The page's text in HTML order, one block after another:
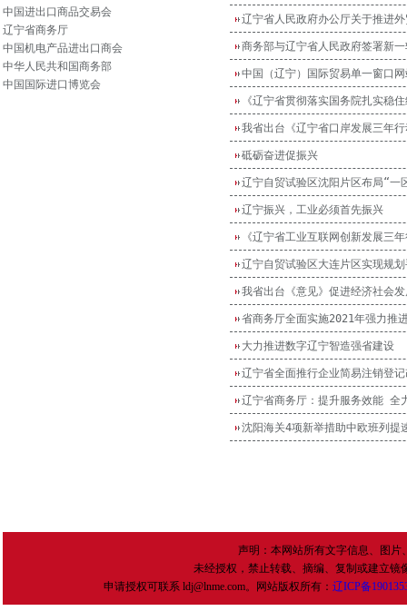
中国进出口商品交易会
辽宁省商务厅
中国机电产品进出口商会
中华人民共和国商务部
中国国际进口博览会
辽宁省人民政府办公厅关于推进
商务部与辽宁省人民政府签署新
中国（辽宁）国际贸易单一窗口
《辽宁省贯彻落实国务院扎实稳
我省出台《辽宁省口岸发展三年
砥砺奋进促振兴
辽宁自贸试验区沈阳片区布局“一
辽宁振兴，工业必须首先振兴
《辽宁省工业互联网创新发展三
辽宁自贸试验区大连片区实现规
我省出台《意见》促进经济社会
省商务厅全面实施2021年强力推
大力推进数字辽宁智造强省建设
辽宁省全面推行企业简易注销登
辽宁省商务厅：提升服务效能 全
沈阳海关4项新举措助中欧班列提
声明：本网站所有文字信息、图
未经授权，禁止转载、摘编、复制或建立
申请授权可联系 ldj@lnme.com。网站版权所有： 辽ICP备